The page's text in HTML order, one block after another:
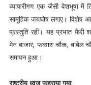
व्यापारीगण एक जैसी वेशभूषा में
सामूहिक जयघोष लगाए। विशेष
प्रस्तुति रहीं। यह प्रभात फैरी
मेन बाजार, फव्वारा चौक, बाबेल
समापन हुआ।
राष्ट्रीय ध्वज फहराया गया